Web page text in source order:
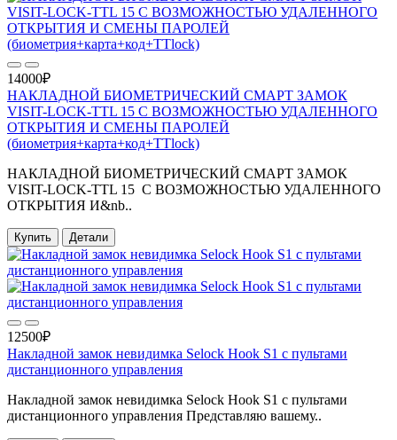
14000₽
НАКЛАДНОЙ БИОМЕТРИЧЕСКИЙ СМАРТ ЗАМОК
VISIT-LOCK-TTL 15 С ВОЗМОЖНОСТЬЮ УДАЛЕННОГО
ОТКРЫТИЯ И СМЕНЫ ПАРОЛЕЙ
(биометрия+карта+код+TTlock)
НАКЛАДНОЙ БИОМЕТРИЧЕСКИЙ СМАРТ ЗАМОК
VISIT-LOCK-TTL 15 С ВОЗМОЖНОСТЬЮ УДАЛЕННОГО
ОТКРЫТИЯ И&nb..
Купить Детали
12500₽
Накладной замок невидимка Selock Hook S1 с пультами
дистанционного управления
Накладной замок невидимка Selock Hook S1 с пультами
дистанционного управления Представляю вашему..